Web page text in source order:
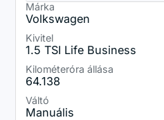
Márka
Volkswagen
Kivitel
1.5 TSI Life Business
Kilométeróra állása
64.138
Váltó
Manuális